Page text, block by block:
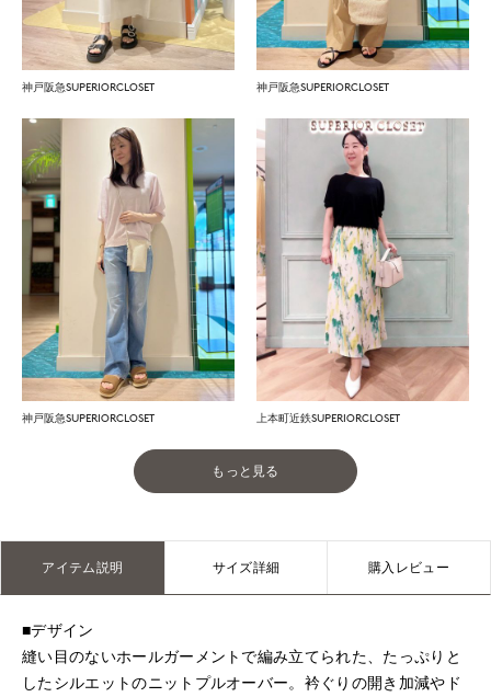
神戸阪急SUPERIORCLOSET 神戸阪急SUPERIORCLOSET
神戸阪急SUPERIORCLOSET 上本町近鉄SUPERIORCLOSET
もっと見る
アイテム説明 サイズ詳細 購入レビュー
■デザイン
縫い目のないホールガーメントで編み立てられた、たっぷりと
したシルエットのニットプルオーバー。衿ぐりの開き加減やド